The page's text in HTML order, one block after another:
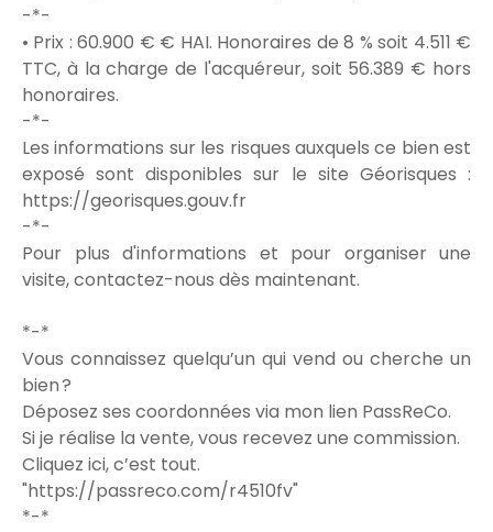
-*-
• Prix : 60.900 € € HAI. Honoraires de 8 % soit 4.511 €
TTC, à la charge de l'acquéreur, soit 56.389 € hors
honoraires.
-*-
Les informations sur les risques auxquels ce bien est
exposé sont disponibles sur le site Géorisques :
https://georisques.gouv.fr
-*-
Pour plus d'informations et pour organiser une
visite, contactez-nous dès maintenant.
*-*
Vous connaissez quelqu’un qui vend ou cherche un
bien ?
Déposez ses coordonnées via mon lien PassReCo.
Si je réalise la vente, vous recevez une commission.
Cliquez ici, c’est tout.
"https://passreco.com/r4510fv"
*-*